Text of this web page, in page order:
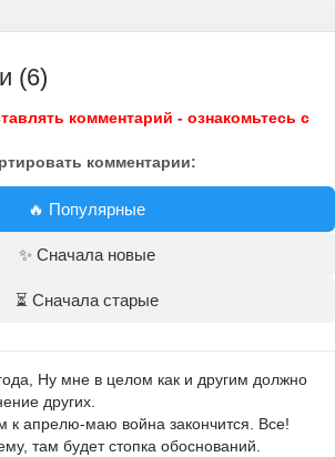
(6)
комментарий - ознакомьтесь с
комментарии:
🔥 Популярные
✨ Сначала новые
⏳ Сначала старые
Ну мне в целом как и другим должно
других.
к апрелю-маю война закончится. Все!
там будет стопка обоснований.